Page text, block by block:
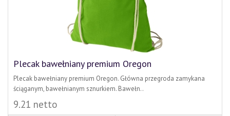
Plecak bawełniany premium Oregon
Plecak bawełniany premium Oregon. Główna przegroda zamykana
ściąganym, bawełnianym sznurkiem. Bawełn..
9.21 netto